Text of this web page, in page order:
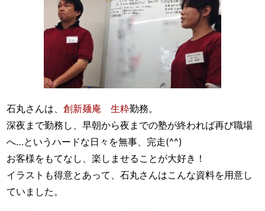
石丸さんは、創新麺庵 生粋勤務。
深夜まで勤務し、早朝から夜までの塾が終われば再び職場
へ…というハードな日々を無事、完走(^^)
お客様をもてなし、楽しませることが大好き！
イラストも得意とあって、石丸さんはこんな資料を用意し
ていました。